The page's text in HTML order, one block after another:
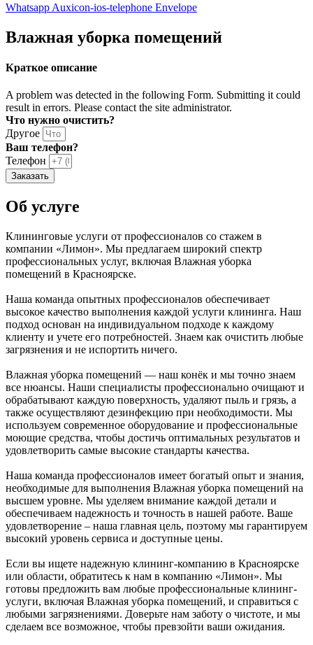
Whatsapp Auxicon-ios-telephone Envelope
Влажная уборка помещений
Краткое описание
A problem was detected in the following Form. Submitting it could
result in errors. Please contact the site administrator.
Что нужно очистить?
Другое
Ваш телефон?
Телефон
Заказать
Об услуге
Клининговые услуги от профессионалов со стажем в
компании «Лимон». Мы предлагаем широкий спектр
профессиональных услуг, включая Влажная уборка
помещений в Красноярске.
Наша команда опытных профессионалов обеспечивает
высокое качество выполнения каждой услуги клининга. Наш
подход основан на индивидуальном подходе к каждому
клиенту и учете его потребностей. Знаем как очистить любые
загрязнения и не испортить ничего.
Влажная уборка помещений — наш конёк и мы точно знаем
все нюансы. Наши специалисты профессионально очищают и
обрабатывают каждую поверхность, удаляют пыль и грязь, а
также осуществляют дезинфекцию при необходимости. Мы
используем современное оборудование и профессиональные
моющие средства, чтобы достичь оптимальных результатов и
удовлетворить самые высокие стандарты качества.
Наша команда профессионалов имеет богатый опыт и знания,
необходимые для выполнения Влажная уборка помещений на
высшем уровне. Мы уделяем внимание каждой детали и
обеспечиваем надежность и точность в нашей работе. Ваше
удовлетворение – наша главная цель, поэтому мы гарантируем
высокий уровень сервиса и доступные цены.
Если вы ищете надежную клининг-компанию в Красноярске
или области, обратитесь к нам в компанию «Лимон». Мы
готовы предложить вам любые профессиональные клининг-
услуги, включая Влажная уборка помещений, и справиться с
любыми загрязнениями. Доверьте нам заботу о чистоте, и мы
сделаем все возможное, чтобы превзойти ваши ожидания.